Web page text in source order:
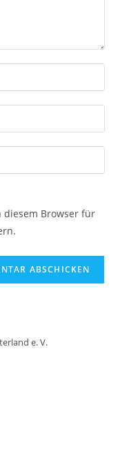
diesem Browser für
e. V.